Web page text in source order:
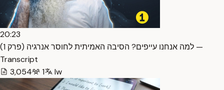
20:23
למה אנחנו עייפים? הסיבה האמיתית לחוסר אנרגיה (פרק 1) —
Transcript
3,054
1 Iw